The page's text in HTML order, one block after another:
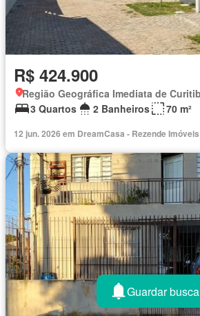
R$ 424.900
3 Quartos
2 Banheiros 70 m²
12 jun. 2026 em DreamCasa - Rezende Imóveis
Guardar busca